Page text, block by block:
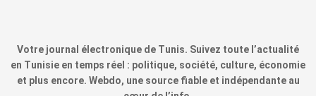
Votre journal électronique de Tunis. Suivez toute l’actualité
en Tunisie en temps réel : politique, société, culture, économie
et plus encore. Webdo, une source fiable et indépendante au